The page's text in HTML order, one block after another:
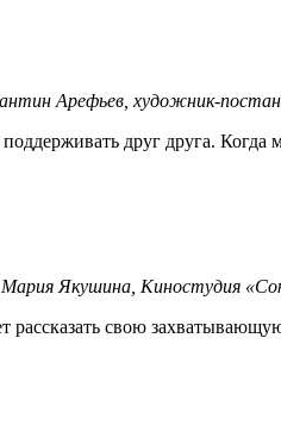
Арефьев, художник-
друг друга.
Якушина, Киностудия
свою